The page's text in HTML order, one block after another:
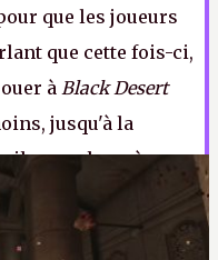
que les joueurs
que cette fois-ci,
à Black Desert
jusqu'à la
il y a un boss à
et puis une